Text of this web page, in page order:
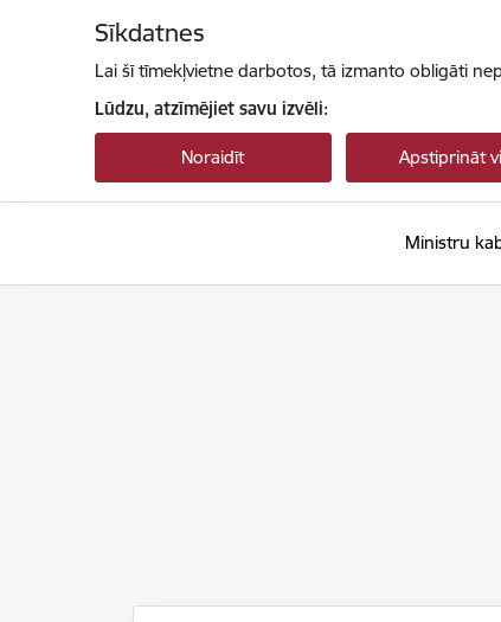
Sīkdatnes
Lai šī tīmekļvietne darbotos, tā izmanto obligāti
Lūdzu, atzīmējiet savu izvēli:
Noraidīt Apstiprināt
Ministru